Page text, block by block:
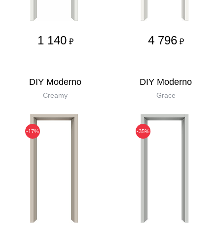
1 140 ₽ 4 796 ₽
DIY Moderno
Creamy
-17%
DIY Moderno
Grace
-35%